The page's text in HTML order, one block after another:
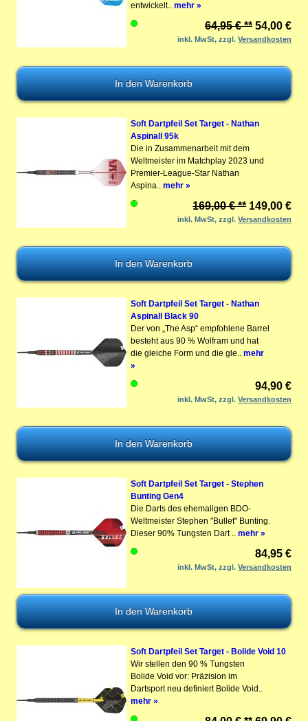
entwickelt.. mehr »
64,95 € ** 54,00 €
inkl. MwSt, zzgl.Versandkosten
Soft Dartpfeil Set Target - Nathan
Aspinall 95k
Die in Zusammenarbeit mit dem
Weltmeister im Matchplay 2023 und
Premier-League-Star Nathan
Aspina.. mehr »
169,00 € ** 149,00 €
inkl. MwSt, zzgl.Versandkosten
Soft Dartpfeil Set Target - Nathan
Aspinall Black 90
Der von „The Asp“ empfohlene Barrel
besteht aus 90 % Wolfram und hat
die gleiche Form und die gle.. mehr
»
94,90 €
inkl. MwSt, zzgl.Versandkosten
Soft Dartpfeil Set Target - Stephen
Bunting Gen4
Die Darts des ehemaligen BDO-
Weltmeister Stephen "Bullet" Bunting.
Dieser 90% Tungsten Dart .. mehr »
84,95 €
inkl. MwSt, zzgl.Versandkosten
Soft Dartpfeil Set Target - Bolide Void 10
Wir stellen den 90 % Tungsten
Bolide Void vor: Präzision im
Dartsport neu definiert Bolide Void..
mehr »